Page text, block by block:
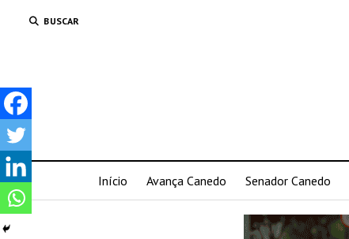
BUSCAR
Início Avança Canedo Senador Canedo